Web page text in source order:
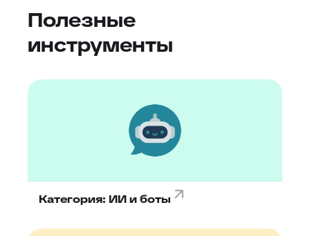
Полезные
инструменты
Категория: ИИ и боты